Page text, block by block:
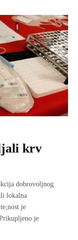
krv
dobrovolјnog
lokalna
je
je